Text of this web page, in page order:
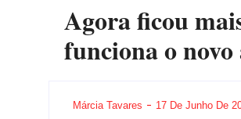
Agora ficou
funciona o
Márcia Tavares 17 De Junho De